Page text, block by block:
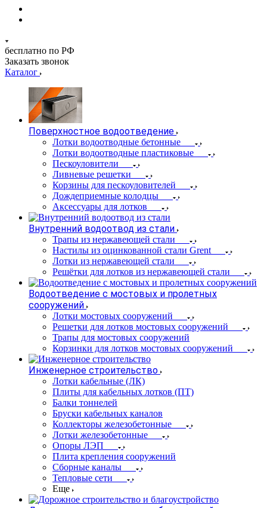
бесплатно по РФ
Заказать звонок
Каталог
Поверхностное водоотведение
Лотки водоотводные бетонные
Лотки водоотводные пластиковые
Пескоуловители
Ливневые решетки
Корзины для пескоуловителей
Дождеприемные колодцы
Аксессуары для лотков
Внутренний водоотвод из стали
Трапы из нержавеющей стали
Настилы из оцинкованной стали Grent
Лотки из нержавеющей стали
Решётки для лотков из нержавеющей стали
Водоотведение с мостовых и пролетных
сооружений
Лотки мостовых сооружений
Решетки для лотков мостовых сооружений
Трапы для мостовых сооружений
Корзинки для лотков мостовых сооружений
Инженерное строительство
Лотки кабельные (ЛК)
Плиты для кабельных лотков (ПТ)
Балки тоннелей
Бруски кабельных каналов
Коллекторы железобетонные
Лотки железобетонные
Опоры ЛЭП
Плита крепления сооружений
Сборные каналы
Тепловые сети
Еще